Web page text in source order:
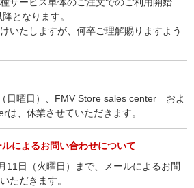
サービス単体のご注文でのご利用開始
となります。
いたしますが、何卒ご理解賜りますよう
日曜日）、FMV Store sales center およ
、休業させていただきます。
によるお問い合わせについて
11日（火曜日）まで、メールによるお問
ただきます。